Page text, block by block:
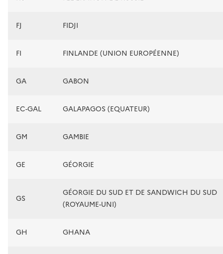
FJ FIDJI
FI FINLANDE (UNION EUROPÉENNE)
GA GABON
EC-GAL GALAPAGOS (EQUATEUR)
GM GAMBIE
GE GÉORGIE
GS
GÉORGIE DU SUD ET DE SANDWICH DU SUD
(ROYAUME-UNI)
GH GHANA